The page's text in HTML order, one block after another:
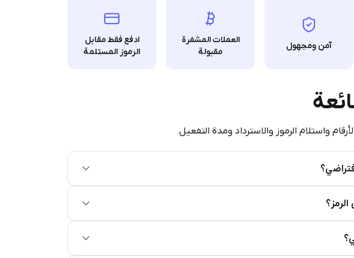
آمن ومجهول
العملات المشفرة
مقبولة
ادفع فقط مقابل
الرموز المستلمة
واستلام الرموز والاسترداد ومدة التفعيل.